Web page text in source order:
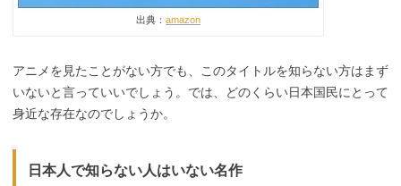
出典： amazon
アニメを見たことがない方でも、このタイトルを知らない方はまず
いないと言っていいでしょう。では、どのくらい日本国民にとって
身近な存在なのでしょうか。
日本人で知らない人はいない名作